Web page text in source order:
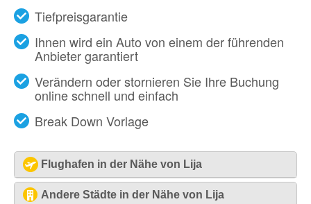
Tiefpreisgarantie
Ihnen wird ein Auto von einem der führenden
Anbieter garantiert
Verändern oder stornieren Sie Ihre Buchung
online schnell und einfach
Break Down Vorlage
Flughafen in der Nähe von Lija
Malta - Flughafen [MLA]
Andere Städte in der Nähe von Lija